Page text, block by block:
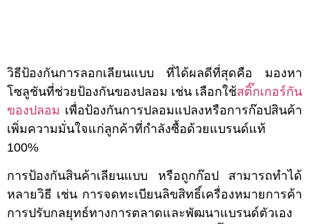
วิธีป้องกันการลอกเลียนแบบ ที่ได้ผลดีที่สุดคือ มองหา
โซลูชันที่ช่วยป้องกันของปลอม เช่น เลือกใช้สติ๊กเกอร์กัน
ของปลอม เพื่อป้องกันการปลอมแปลงหรือการก๊อปสินค้า
เพิ่มความมั่นใจแก่ลูกค้าที่กำลังซื้อด้วยแบรนด์แท้
100%
การป้องกันสินค้าเลียนแบบ หรือถูกก๊อป สามารถทำได้
หลายวิธี เช่น การจดทะเบียนลิขสิทธิ์เครื่องหมายการค้า
การปรับกลยุทธ์ทางการตลาดและพัฒนาแบรนด์ตัวเอง